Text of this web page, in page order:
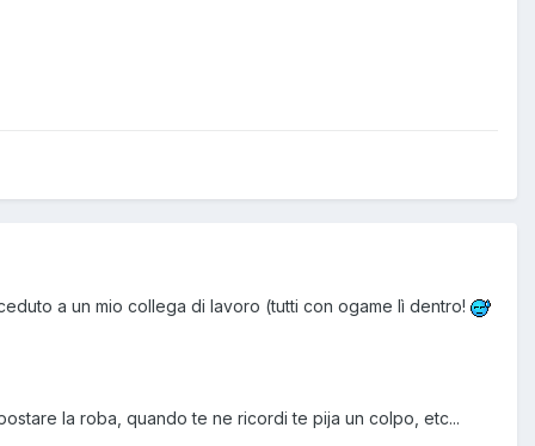
a un mio collega di lavoro (tutti con ogame lì dentro!
la roba, quando te ne ricordi te pija un colpo, etc...